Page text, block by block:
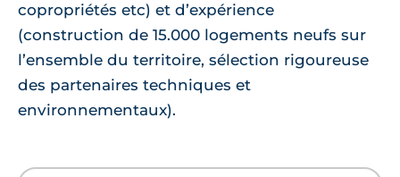
copropriétés etc) et d’expérience
(construction de 15.000 logements neufs sur
l’ensemble du territoire, sélection rigoureuse
des partenaires techniques et
environnementaux).